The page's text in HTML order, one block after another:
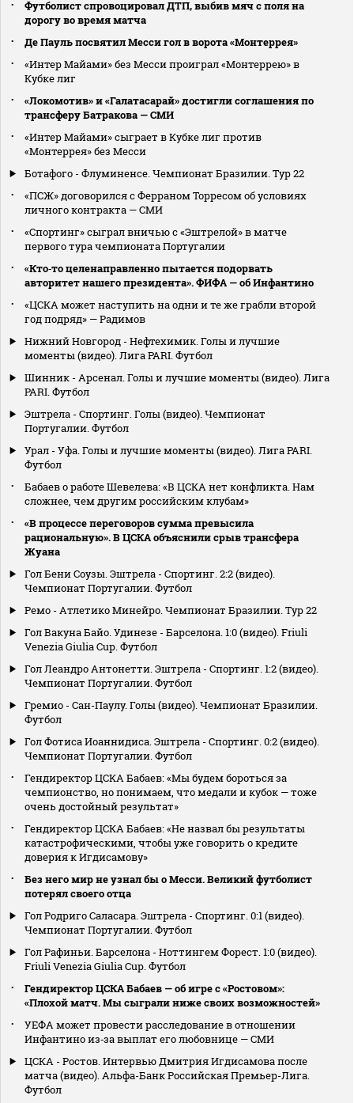
Футболист спровоцировал ДТП, выбив мяч с поля на
дорогу во время матча
Де Пауль посвятил Месси гол в ворота «Монтеррея»
«Интер Майами» без Месси проиграл «Монтеррею» в
Кубке лиг
«Локомотив» и «Галатасарай» достигли соглашения по
трансферу Батракова — СМИ
«Интер Майами» сыграет в Кубке лиг против
«Монтеррея» без Месси
Ботафого - Флуминенсе. Чемпионат Бразилии. Тур 22
«ПСЖ» договорился с Ферраном Торресом об условиях
личного контракта — СМИ
«Спортинг» сыграл вничью с «Эштрелой» в матче
первого тура чемпионата Португалии
«Кто‑то целенаправленно пытается подорвать
авторитет нашего президента». ФИФА — об Инфантино
«ЦСКА может наступить на одни и те же грабли второй
год подряд» — Радимов
Нижний Новгород - Нефтехимик. Голы и лучшие
моменты (видео). Лига PARI. Футбол
Шинник - Арсенал. Голы и лучшие моменты (видео). Лига
PARI. Футбол
Эштрела - Спортинг. Голы (видео). Чемпионат
Португалии. Футбол
Урал - Уфа. Голы и лучшие моменты (видео). Лига PARI.
Футбол
Бабаев о работе Шевелева: «В ЦСКА нет конфликта. Нам
сложнее, чем другим российским клубам»
«В процессе переговоров сумма превысила
рациональную». В ЦСКА объяснили срыв трансфера
Жуана
Гол Бени Соузы. Эштрела - Спортинг. 2:2 (видео).
Чемпионат Португалии. Футбол
Ремо - Атлетико Минейро. Чемпионат Бразилии. Тур 22
Гол Вакуна Байо. Удинезе - Барселона. 1:0 (видео). Friuli
Venezia Giulia Cup. Футбол
Гол Леандро Антонетти. Эштрела - Спортинг. 1:2 (видео).
Чемпионат Португалии. Футбол
Гремио - Сан-Паулу. Голы (видео). Чемпионат Бразилии.
Футбол
Гол Фотиса Иоаннидиса. Эштрела - Спортинг. 0:2 (видео).
Чемпионат Португалии. Футбол
Гендиректор ЦСКА Бабаев: «Мы будем бороться за
чемпионство, но понимаем, что медали и кубок — тоже
очень достойный результат»
Гендиректор ЦСКА Бабаев: «Не назвал бы результаты
катастрофическими, чтобы уже говорить о кредите
доверия к Игдисамову»
Без него мир не узнал бы о Месси. Великий футболист
потерял своего отца
Гол Родриго Саласара. Эштрела - Спортинг. 0:1 (видео).
Чемпионат Португалии. Футбол
Гол Рафиньи. Барселона - Ноттингем Форест. 1:0 (видео).
Friuli Venezia Giulia Cup. Футбол
Гендиректор ЦСКА Бабаев — об игре с «Ростовом»:
«Плохой матч. Мы сыграли ниже своих возможностей»
УЕФА может провести расследование в отношении
Инфантино из‑за выплат его любовнице — СМИ
ЦСКА - Ростов. Интервью Дмитрия Игдисамова после
матча (видео). Альфа-Банк Российская Премьер-Лига.
Футбол